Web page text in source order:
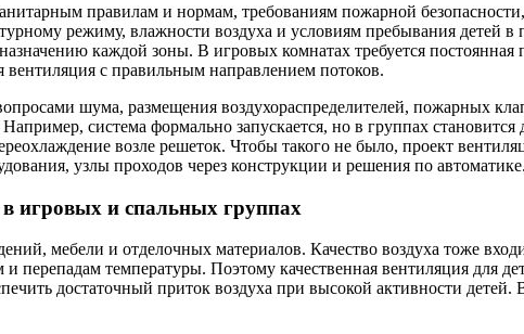
правилам и нормам, требованиям пожарной
режиму, влажности воздуха и условиям пребывания детей
каждой зоны. В игровых комнатах требуется
с правильным направлением потоков.
шума, размещения воздухораспределителей, пожарных
система формально запускается, но в группах становится
возле решеток. Чтобы такого не было, проект
узлы проходов через конструкции и решения по автоматике.
игровых и спальных группах
мебели и отделочных материалов. Качество воздуха тоже
температуры. Поэтому качественная вентиляция для
достаточный приток воздуха при высокой активности детей.